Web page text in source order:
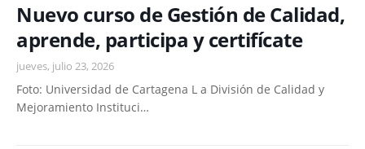
Nuevo curso de Gestión de Calidad,
aprende, participa y certifícate
jueves, julio 23, 2026
Foto: Universidad de Cartagena L a División de Calidad y
Mejoramiento Instituci…